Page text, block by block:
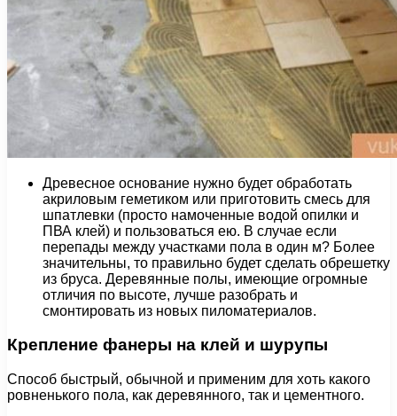
Древесное основание нужно будет обработать
акриловым геметиком или приготовить смесь для
шпатлевки (просто намоченные водой опилки и
ПВА клей) и пользоваться ею. В случае если
перепады между участками пола в один м? Более
значительны, то правильно будет сделать обрешетку
из бруса. Деревянные полы, имеющие огромные
отличия по высоте, лучше разобрать и
смонтировать из новых пиломатериалов.
Крепление фанеры на клей и шурупы
Способ быстрый, обычной и применим для хоть какого
ровненького пола, как деревянного, так и цементного.